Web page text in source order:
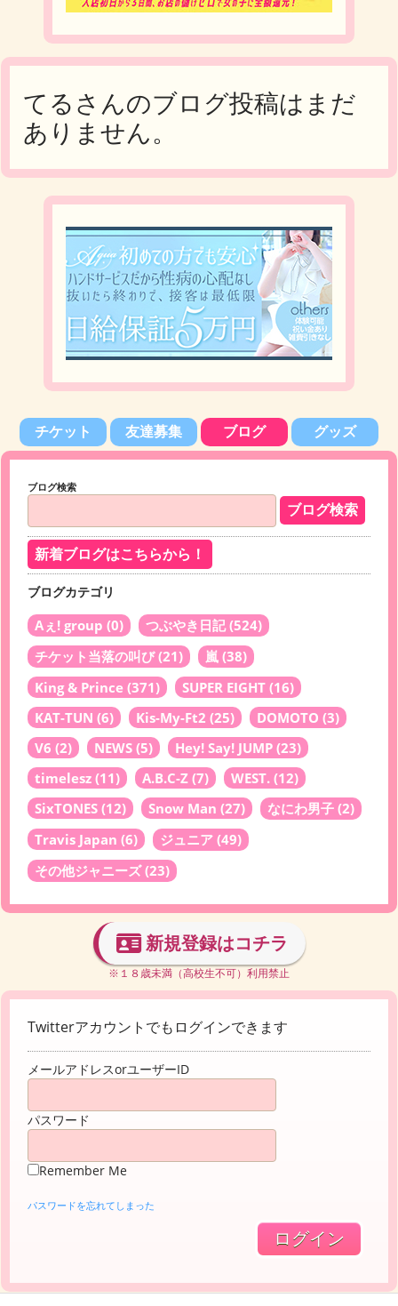
てるさんのブログ投稿はまだ
ありません。
チケット 友達募集 ブログ グッズ
ブログ検索
新着ブログはこちらから！
ブログカテゴリ
Aぇ! group (0) つぶやき日記(524)
チケット当落の叫び(21) 嵐 (38)
King & Prince (371) SUPER EIGHT (16)
KAT-TUN (6) Kis-My-Ft2 (25) DOMOTO (3)
V6 (2) NEWS (5) Hey! Say! JUMP (23)
timelesz (11) A.B.C-Z (7) WEST. (12)
SixTONES (12) Snow Man (27) なにわ男子 (2)
Travis Japan (6) ジュニア (49)
その他ジャニーズ(23)
新規登録はコチラ
※１８歳未満（高校生不可）利用禁止
Twitterアカウントでもログインできます
メールアドレスorユーザーID
パスワード
Remember Me
パスワードを忘れてしまった